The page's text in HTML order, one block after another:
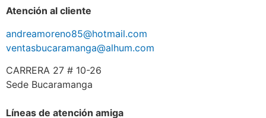
Atención al cliente
andreamoreno85@hotmail.com
ventasbucaramanga@alhum.com
CARRERA 27 # 10-26
Sede Bucaramanga
Líneas de atención amiga